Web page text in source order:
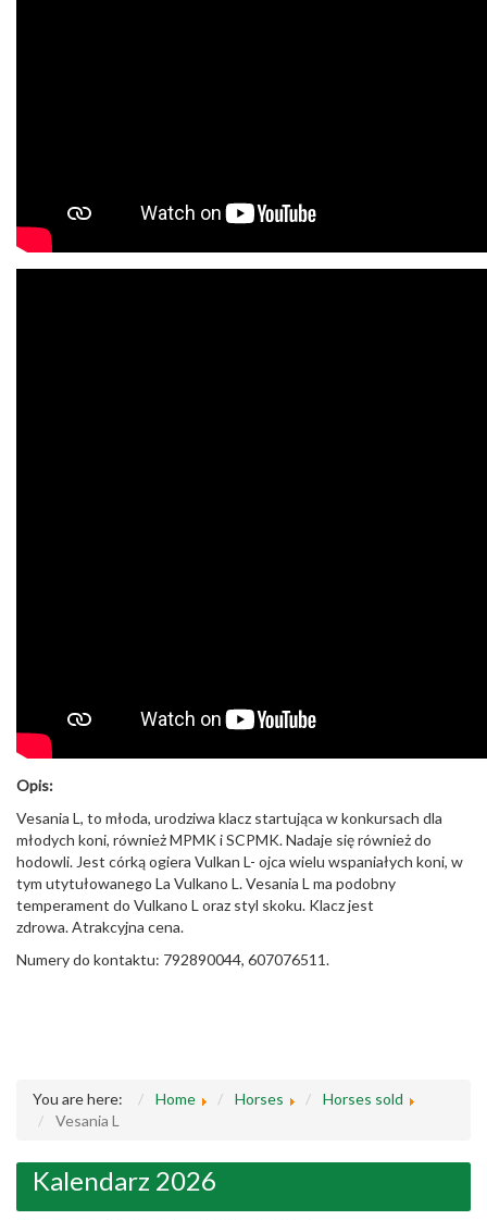
Opis:
Vesania L, to młoda, urodziwa klacz startująca w konkursach dla
młodych koni, również MPMK i SCPMK. Nadaje się również do
hodowli. Jest córką ogiera Vulkan L- ojca wielu wspaniałych koni, w
tym utytułowanego La Vulkano L. Vesania L ma podobny
temperament do Vulkano L oraz styl skoku. Klacz jest
zdrowa. Atrakcyjna cena.
Numery do kontaktu: 792890044, 607076511.
You are here: Home Horses
Horses sold
Vesania L
Kalendarz 2026